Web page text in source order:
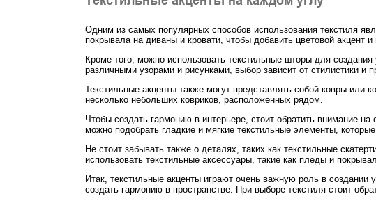
Одним из самых популярных способов использования текстиля
покрывала на диваны и кровати, чтобы добавить цветовой акцент
Кроме того, можно использовать текстильные шторы для
различными узорами и рисунками, выбор зависит от стилистики и
Текстильные акценты также могут представлять собой ковры или
несколько небольших ковриков, расположенных рядом.
Чтобы создать гармонию в интерьере, стоит обратить внимание
можно подобрать гладкие и мягкие текстильные элементы,
Не стоит забывать также о деталях, таких как текстильные
использовать текстильные аксессуары, такие как пледы и
Итак, текстильные акценты играют очень важную роль в создании
создать гармонию в пространстве. При выборе текстиля стоит